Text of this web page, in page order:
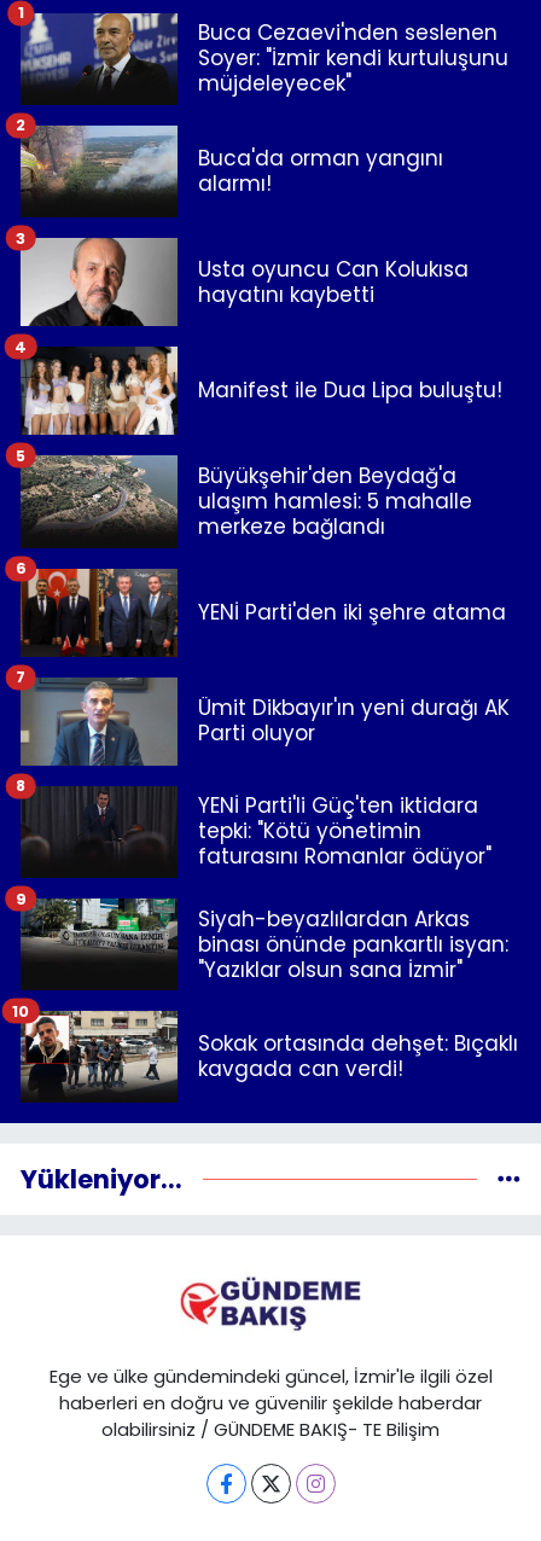
Buca Cezaevi'nden seslenen
Soyer: "İzmir kendi kurtuluşunu
müjdeleyecek"
1
Buca'da orman yangını
alarmı!
2
Usta oyuncu Can Kolukısa
hayatını kaybetti
3
Manifest ile Dua Lipa buluştu!
4
Büyükşehir'den Beydağ'a
ulaşım hamlesi: 5 mahalle
merkeze bağlandı
5
YENİ Parti'den iki şehre atama
6
Ümit Dikbayır'ın yeni durağı AK
Parti oluyor
7
YENİ Parti'li Güç'ten iktidara
tepki: "Kötü yönetimin
faturasını Romanlar ödüyor"
8
Siyah-beyazlılardan Arkas
binası önünde pankartlı isyan:
"Yazıklar olsun sana İzmir"
9
Sokak ortasında dehşet: Bıçaklı
kavgada can verdi!
10
Yükleniyor...
Ege ve ülke gündemindeki güncel, İzmir'le ilgili özel
haberleri en doğru ve güvenilir şekilde haberdar
olabilirsiniz / GÜNDEME BAKIŞ- TE Bilişim